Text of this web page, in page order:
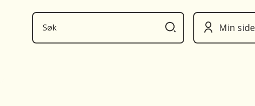
Min side